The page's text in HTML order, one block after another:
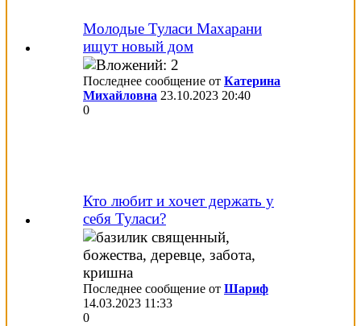
Молодые Туласи Махарани
ищут новый дом
Последнее сообщение от Катерина
Михайловна 23.10.2023 20:40
0
Кто любит и хочет держать у
себя Туласи?
Последнее сообщение от Шариф
14.03.2023 11:33
0